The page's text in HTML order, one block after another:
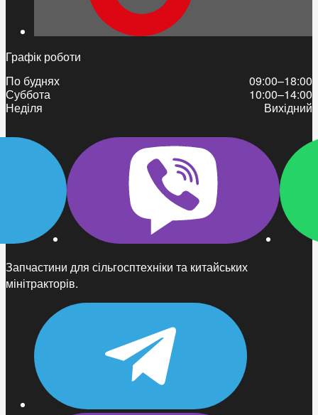
Запчастини для сільгосптехніки та китайських
мінітракторів.
Графік роботи
По буднях
09:00–18:00
Суббота
10:00–14:00
Неділя
Вихідний